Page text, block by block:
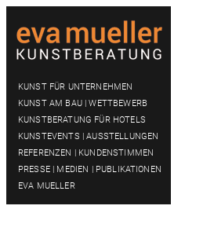
KUNST FÜR UNTERNEHMEN
KUNST AM BAU | WETTBEWERB
KUNSTBERATUNG FÜR HOTELS
KUNSTEVENTS | AUSSTELLUNGEN
REFERENZEN | KUNDENSTIMMEN
PRESSE | MEDIEN | PUBLIKATIONEN
EVA MUELLER